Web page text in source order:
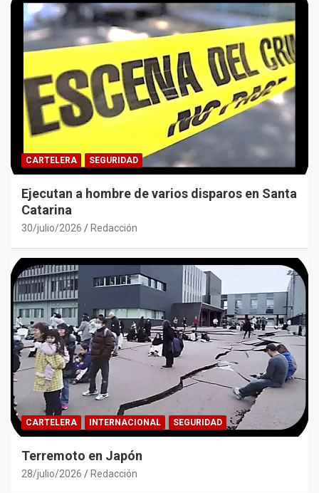
CARTELERA SEGURIDAD
Ejecutan a hombre de varios disparos en Santa
Catarina
30/julio/2026 Redacción
CARTELERA INTERNACIONAL SEGURIDAD
Terremoto en Japón
28/julio/2026 Redacción